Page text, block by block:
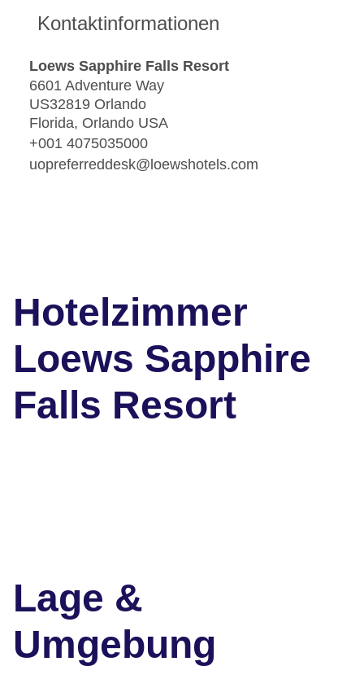
Kontaktinformationen
Loews Sapphire Falls Resort
6601 Adventure Way
US32819 Orlando
Florida, Orlando USA
+001 4075035000
uopreferreddesk@loewshotels.com
Hotelzimmer
Loews Sapphire
Falls Resort
Lage &
Umgebung